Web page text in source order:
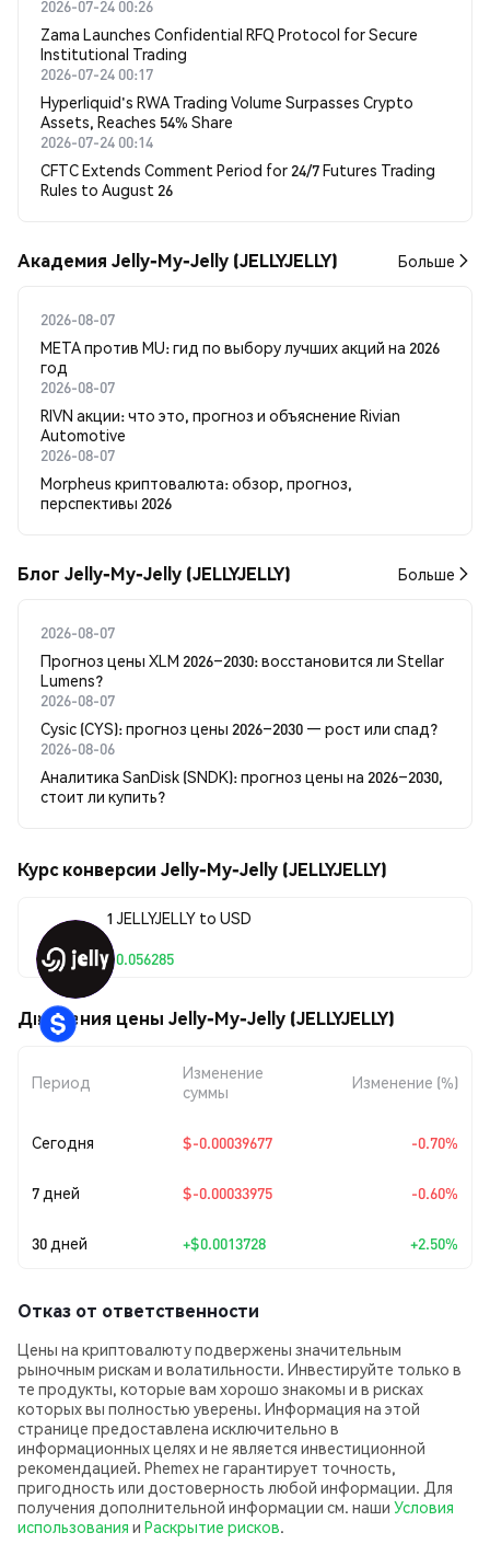
2026-07-24 00:26
Zama Launches Confidential RFQ Protocol for Secure
Institutional Trading
2026-07-24 00:17
Hyperliquid's RWA Trading Volume Surpasses Crypto
Assets, Reaches 54% Share
2026-07-24 00:14
CFTC Extends Comment Period for 24/7 Futures Trading
Rules to August 26
Академия Jelly-My-Jelly (JELLYJELLY) Больше
2026-08-07
META против MU: гид по выбору лучших акций на 2026
год
2026-08-07
RIVN акции: что это, прогноз и объяснение Rivian
Automotive
2026-08-07
Morpheus криптовалюта: обзор, прогноз,
перспективы 2026
Блог Jelly-My-Jelly (JELLYJELLY) Больше
2026-08-07
Прогноз цены XLM 2026–2030: восстановится ли Stellar
Lumens?
2026-08-07
Cysic (CYS): прогноз цены 2026–2030 — рост или спад?
2026-08-06
Аналитика SanDisk (SNDK): прогноз цены на 2026–2030,
стоит ли купить?
Курс конверсии Jelly-My-Jelly (JELLYJELLY)
1 JELLYJELLY to USD
$0.056285
Движения цены Jelly-My-Jelly (JELLYJELLY)
Период
Изменение
суммы
Изменение (%)
Сегодня $-0.00039677 -0.70%
7 дней $-0.00033975 -0.60%
30 дней +$0.0013728 +2.50%
Отказ от ответственности
Цены на криптовалюту подвержены значительным
рыночным рискам и волатильности. Инвестируйте только в
те продукты, которые вам хорошо знакомы и в рисках
которых вы полностью уверены. Информация на этой
странице предоставлена исключительно в
информационных целях и не является инвестиционной
рекомендацией. Phemex не гарантирует точность,
пригодность или достоверность любой информации. Для
получения дополнительной информации см. наши Условия
использования и Раскрытие рисков.